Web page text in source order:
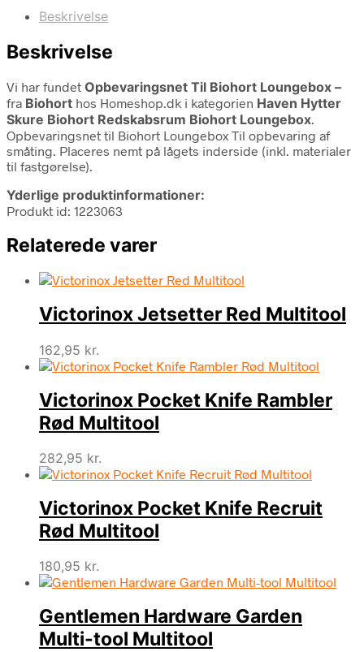
Beskrivelse
Beskrivelse
Vi har fundet Opbevaringsnet Til Biohort Loungebox –
fra Biohort hos Homeshop.dk i kategorien Haven Hytter
Skure Biohort Redskabsrum Biohort Loungebox.
Opbevaringsnet til Biohort Loungebox Til opbevaring af
småting. Placeres nemt på lågets inderside (inkl. materialer
til fastgørelse).
Yderlige produktinformationer:
Produkt id: 1223063
Relaterede varer
Victorinox Jetsetter Red Multitool
162,95 kr.
Victorinox Pocket Knife Rambler
Rød Multitool
282,95 kr.
Victorinox Pocket Knife Recruit
Rød Multitool
180,95 kr.
Gentlemen Hardware Garden
Multi-tool Multitool